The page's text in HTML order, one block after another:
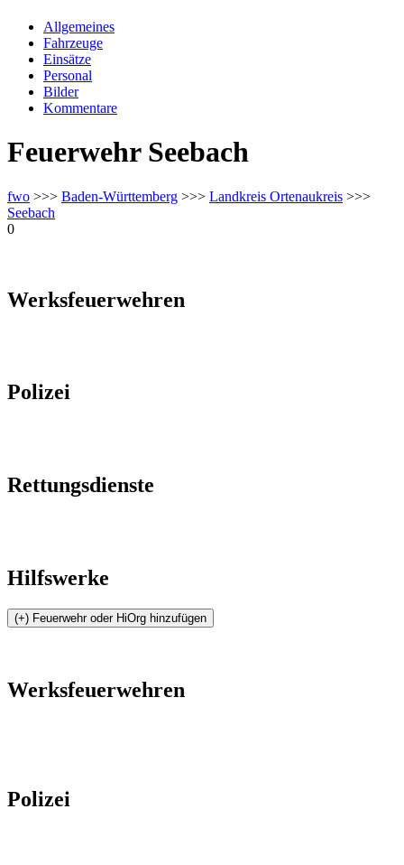
Allgemeines
Fahrzeuge
Einsätze
Personal
Bilder
Kommentare
Feuerwehr Seebach
fwo >>> Baden-Württemberg >>> Landkreis Ortenaukreis >>>
Seebach
0
Werksfeuerwehren
Polizei
Rettungsdienste
Hilfswerke
Werksfeuerwehren
Polizei